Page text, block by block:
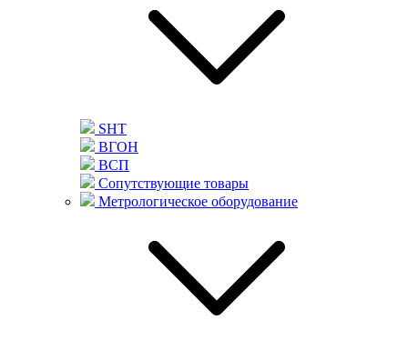
SHT
ВГОН
ВСП
Сопутствующие товары
Метрологическое оборудование